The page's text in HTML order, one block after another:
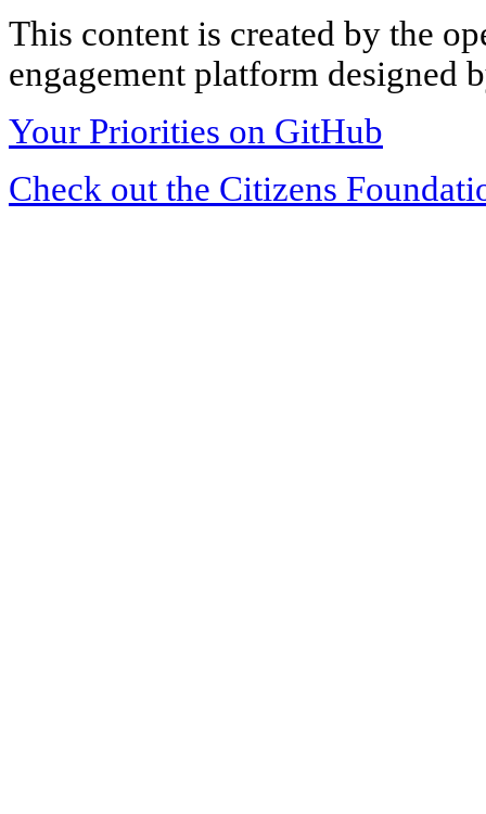
This content is created by the
engagement platform designed
Your Priorities on GitHub
Check out the Citizens